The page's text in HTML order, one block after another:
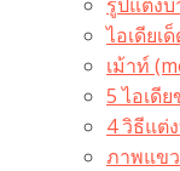
ไอเดียเ
เม้าท์
5 ไอเดี
4 วิธีแต่
ภาพแข